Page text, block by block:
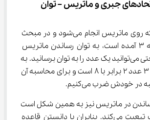
جبری و ماتریس – توان
از دیگر اعمالی که روی ماتریس انجام می‌شود و در مبحث
ماتریس هندسه ۳ آمده است، به توان رساندن ماتریس
است. شما به راحتی می‌توانید یک عدد را به توان برسانید. به
عنوان مثال توان ۳ عدد ۲ برابر با ۸ است و برای محاسبه آن
رساندن در ماتریس نیز به همین شکل است
و از قاعده ضرب تبعیت می‌کند. بنابران با دانستن قاعده